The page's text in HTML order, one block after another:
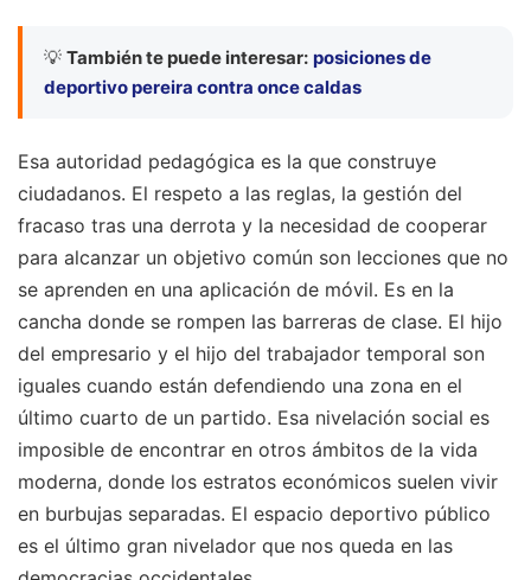
💡 También te puede interesar: posiciones de
deportivo pereira contra once caldas
Esa autoridad pedagógica es la que construye
ciudadanos. El respeto a las reglas, la gestión del
fracaso tras una derrota y la necesidad de cooperar
para alcanzar un objetivo común son lecciones que no
se aprenden en una aplicación de móvil. Es en la
cancha donde se rompen las barreras de clase. El hijo
del empresario y el hijo del trabajador temporal son
iguales cuando están defendiendo una zona en el
último cuarto de un partido. Esa nivelación social es
imposible de encontrar en otros ámbitos de la vida
moderna, donde los estratos económicos suelen vivir
en burbujas separadas. El espacio deportivo público
es el último gran nivelador que nos queda en las